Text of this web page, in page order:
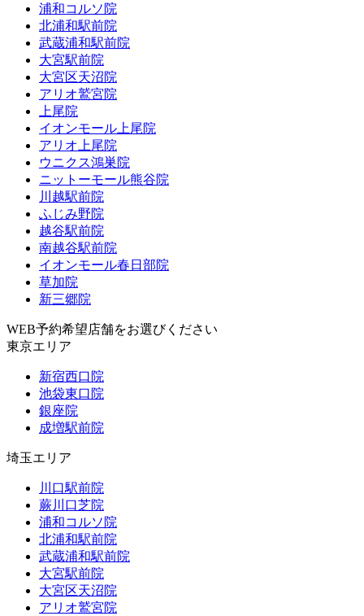
浦和コルソ院
北浦和駅前院
武蔵浦和駅前院
大宮駅前院
大宮区天沼院
アリオ鷲宮院
上尾院
イオンモール上尾院
アリオ上尾院
ウニクス鴻巣院
ニットーモール熊谷院
川越駅前院
ふじみ野院
越谷駅前院
南越谷駅前院
イオンモール春日部院
草加院
新三郷院
WEB予約希望店舗をお選びください
東京エリア
新宿西口院
池袋東口院
銀座院
成増駅前院
埼玉エリア
川口駅前院
蕨川口芝院
浦和コルソ院
北浦和駅前院
武蔵浦和駅前院
大宮駅前院
大宮区天沼院
アリオ鷲宮院